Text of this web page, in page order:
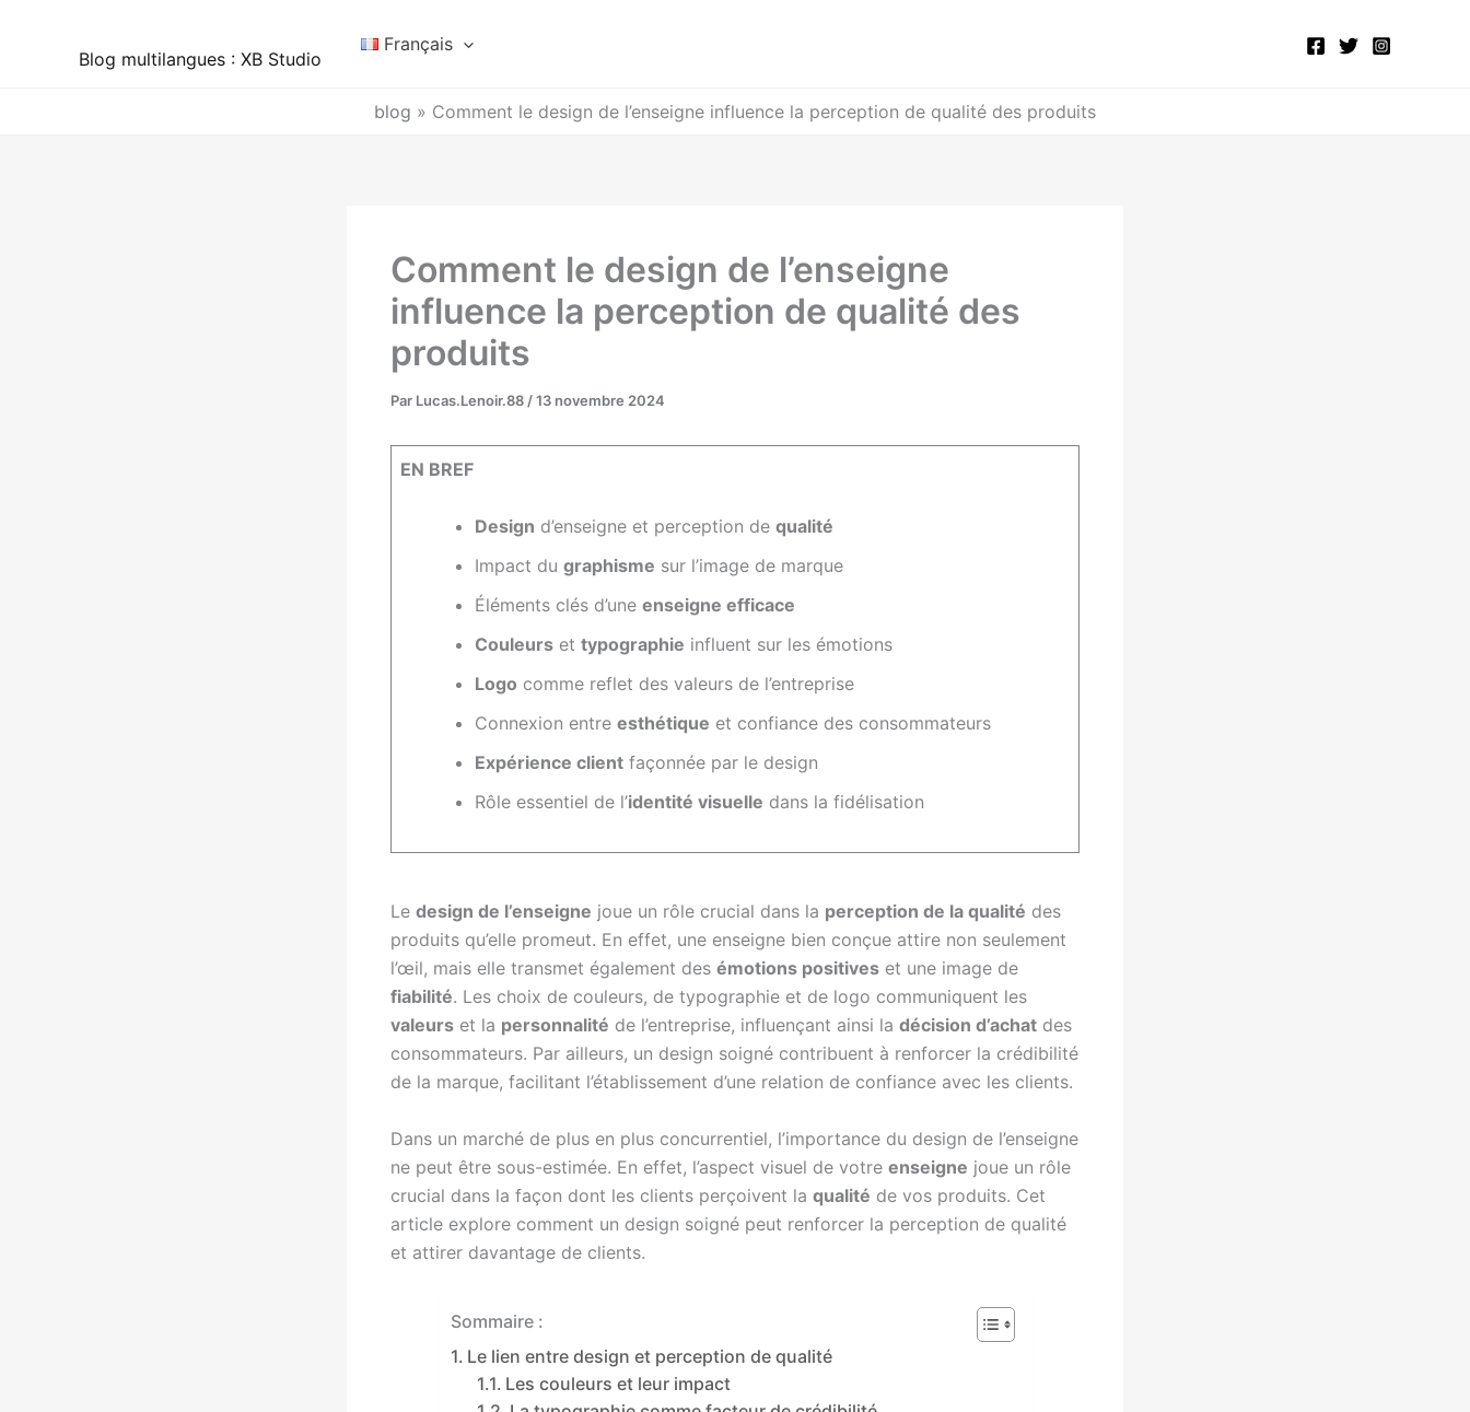
Blog multilangues : XB Studio
Français
blog » Comment le design de l’enseigne influence la perception de qualité des produits
Comment le design de l’enseigne
influence la perception de qualité des
produits
Par Lucas.Lenoir.88 /13 novembre 2024
EN BREF
Design d’enseigne et perception de qualité
Impact du graphisme sur l’image de marque
Éléments clés d’une enseigne efficace
Couleurs et typographie influent sur les émotions
Logo comme reflet des valeurs de l’entreprise
Connexion entre esthétique et confiance des consommateurs
Expérience client façonnée par le design
Rôle essentiel de l’identité visuelle dans la fidélisation
Le design de l’enseigne joue un rôle crucial dans la perception de la qualité des
produits qu’elle promeut. En effet, une enseigne bien conçue attire non seulement
l’œil, mais elle transmet également des émotions positives et une image de
fiabilité. Les choix de couleurs, de typographie et de logo communiquent les
valeurs et la personnalité de l’entreprise, influençant ainsi la décision d’achat des
consommateurs. Par ailleurs, un design soigné contribuent à renforcer la crédibilité
de la marque, facilitant l’établissement d’une relation de confiance avec les clients.
Dans un marché de plus en plus concurrentiel, l’importance du design de l’enseigne
ne peut être sous-estimée. En effet, l’aspect visuel de votre enseigne joue un rôle
crucial dans la façon dont les clients perçoivent la qualité de vos produits. Cet
article explore comment un design soigné peut renforcer la perception de qualité
et attirer davantage de clients.
Sommaire :
Le lien entre design et perception de qualité
Les couleurs et leur impact